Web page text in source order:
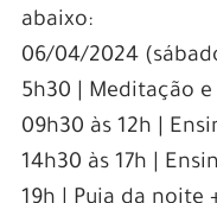
abaixo:
06/04/2024
5h30 | Meditação
09h30 às 12h |
14h30 às 17h |